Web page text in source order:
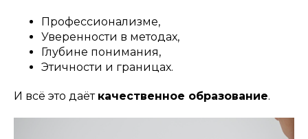
Профессионализме,
Уверенности в методах,
Глубине понимания,
Этичности и границах.
И всё это даёт качественное образование.